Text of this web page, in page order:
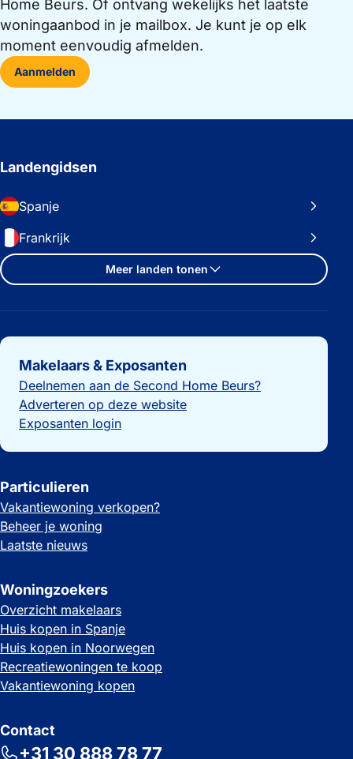
Home Beurs. Of ontvang wekelijks het laatste
woningaanbod in je mailbox. Je kunt je op elk
moment eenvoudig afmelden.
Aanmelden
Landengidsen
Spanje
Frankrijk
Meer landen tonen
Belangrijke links
Makelaars & Exposanten
Deelnemen aan de Second Home Beurs?
Adverteren op deze website
Exposanten login
Particulieren
Vakantiewoning verkopen?
Beheer je woning
Laatste nieuws
Woningzoekers
Overzicht makelaars
Huis kopen in Spanje
Huis kopen in Noorwegen
Recreatiewoningen te koop
Vakantiewoning kopen
Contact
+31 30 888 78 77